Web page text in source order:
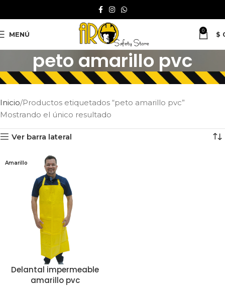
MENÚ 0 $
peto amarillo pvc
Inicio Productos etiquetados “peto amarillo pvc”
Mostrando el único resultado
Ver barra lateral
Amarillo
Delantal impermeable
amarillo pvc